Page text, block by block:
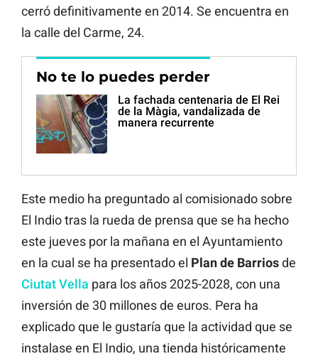
cerró definitivamente en 2014. Se encuentra en
la calle del Carme, 24.
No te lo puedes perder
La fachada centenaria de El Rei
de la Màgia, vandalizada de
manera recurrente
Este medio ha preguntado al comisionado sobre
El Indio tras la rueda de prensa que se ha hecho
este jueves por la mañana en el Ayuntamiento
en la cual se ha presentado el Plan de Barriosde
Ciutat Vella para los años 2025-2028, con una
inversión de 30 millones de euros. Pera ha
explicado que le gustaría que la actividad que se
instalase en El Indio, una tienda históricamente